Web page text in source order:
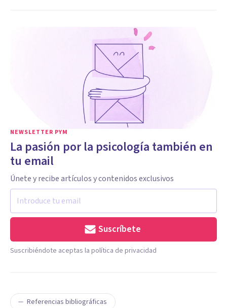
NEWSLETTER PYM
La pasión por la psicología también en
tu email
Únete y recibe artículos y contenidos exclusivos
Suscríbete
Suscribiéndote aceptas la política de privacidad
Referencias bibliográficas